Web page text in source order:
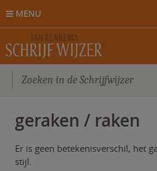
MENU
geraken / raken
Er is geen betekenisverschil, het
stijl.